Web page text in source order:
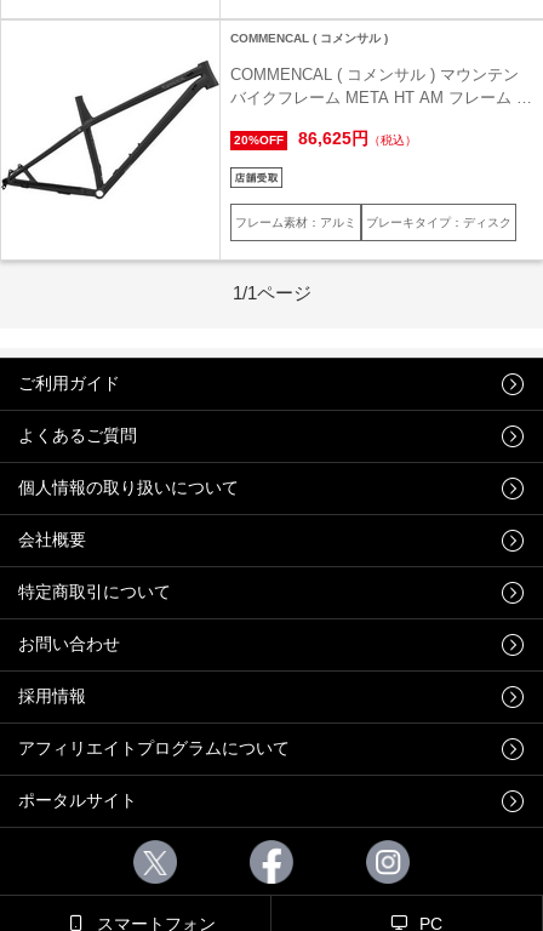
COMMENCAL ( コメンサル )
COMMENCAL ( コメンサル ) マウンテン
バイクフレーム META HT AM フレーム ダ
20%OFF 86,625円 （税込）
フレーム素材：アルミ ブレーキタイプ：ディスク
1/1ページ
ご利用ガイド
よくあるご質問
個人情報の取り扱いについて
会社概要
特定商取引について
お問い合わせ
採用情報
アフィリエイトプログラムについて
ポータルサイト
スマートフォン PC